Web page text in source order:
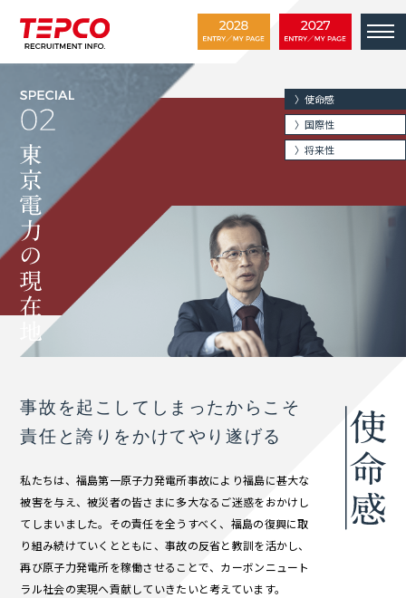
〉使命感
〉国際性
〉将来性
事故を起こしてしまったからこそ
責任と誇りをかけてやり遂げる
私たちは、福島第一原子力発電所事故により福島に甚大な
被害を与え、被災者の皆さまに多大なるご迷惑をおかけし
てしまいました。その責任を全うすべく、福島の復興に取
り組み続けていくとともに、事故の反省と教訓を活かし、
再び原子力発電所を稼働させることで、カーボンニュート
ラル社会の実現へ貢献していきたいと考えています。